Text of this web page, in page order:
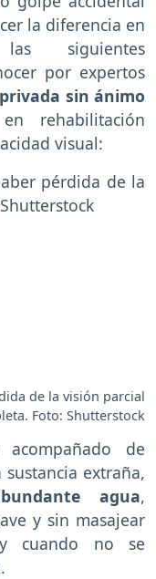
la diferencia en
siguientes
por expertos
sin ánimo
rehabilitación
visual:
de la visión parcial
Foto: Shutterstock
de
extraña,
agua,
y sin masajear
cuando no se